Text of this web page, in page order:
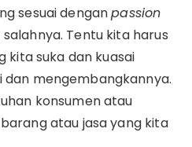
sesuai denganpassion
Tentu kita harus
kita suka dan kuasai
mengembangkannya.
konsumen atau
atau jasa yang kita